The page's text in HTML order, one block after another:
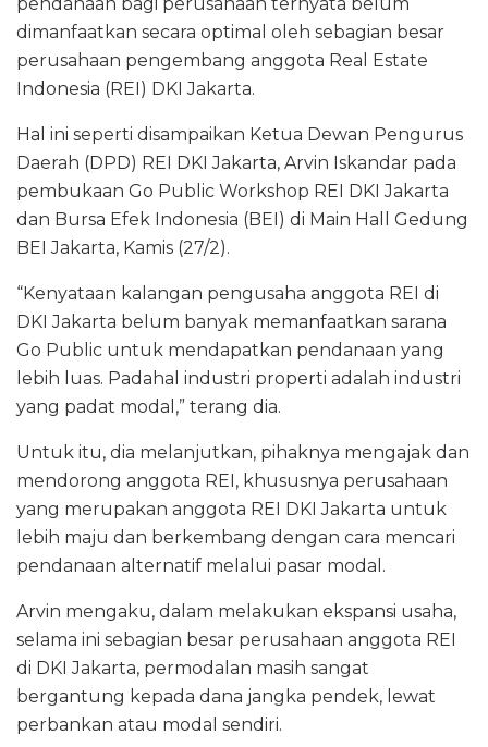
dimanfaatkan secara optimal oleh sebagian besar
perusahaan pengembang anggota Real Estate
Indonesia (REI) DKI Jakarta.
Hal ini seperti disampaikan Ketua Dewan Pengurus
Daerah (DPD) REI DKI Jakarta, Arvin Iskandar pada
pembukaan Go Public Workshop REI DKI Jakarta
dan Bursa Efek Indonesia (BEI) di Main Hall Gedung
BEI Jakarta, Kamis (27/2).
“Kenyataan kalangan pengusaha anggota REI di
DKI Jakarta belum banyak memanfaatkan sarana
Go Public untuk mendapatkan pendanaan yang
lebih luas. Padahal industri properti adalah industri
yang padat modal,” terang dia.
Untuk itu, dia melanjutkan, pihaknya mengajak dan
mendorong anggota REI, khususnya perusahaan
yang merupakan anggota REI DKI Jakarta untuk
lebih maju dan berkembang dengan cara mencari
pendanaan alternatif melalui pasar modal.
Arvin mengaku, dalam melakukan ekspansi usaha,
selama ini sebagian besar perusahaan anggota REI
di DKI Jakarta, permodalan masih sangat
bergantung kepada dana jangka pendek, lewat
perbankan atau modal sendiri.